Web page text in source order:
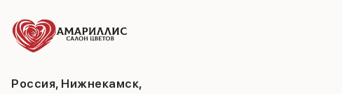
Россия, Нижнекамск,